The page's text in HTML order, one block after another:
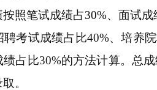
照笔试成绩占30%、面试成
考试成绩占比40%、培养
占比30%的方法计算。总
。